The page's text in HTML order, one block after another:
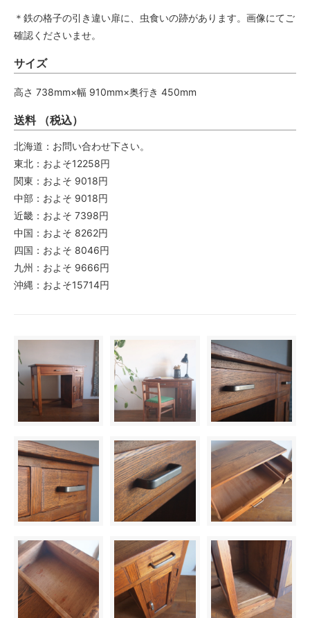
＊鉄の格子の引き違い扉に、虫食いの跡があります。画像にてご
確認くださいませ。
サイズ
高さ 738mm×幅 910mm×奥行き 450mm
送料 （税込）
北海道：お問い合わせ下さい。
東北：およそ12258円
関東：およそ 9018円
中部：およそ 9018円
近畿：およそ 7398円
中国：およそ 8262円
四国：およそ 8046円
九州：およそ 9666円
沖縄：およそ15714円